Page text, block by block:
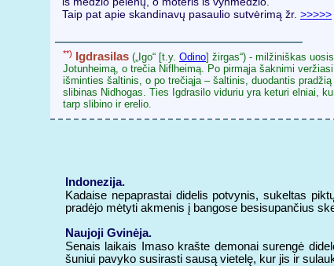
Taip pat apie skandinavų pasaulio sutvėrimą žr. >>>>>
**) Igdrasilas („Igo“ [t.y. Odino] žirgas“) - milžiniškas
Jotunheimą, o trečia Niflheimą. Po pirmąja šaknimi
išminties šaltinis, o po trečiąja – šaltinis, duodantis
slibinas Nidhogas. Ties Igdrasilo viduriu yra keturi elniai,
tarp slibino ir erelio.
Indonezija.
Kadaise nepaprastai didelis potvynis, sukeltas
pradėjo mėtyti akmenis į bangose besisupančius
Naujoji Gvinėja.
Senais laikais Imaso krašte demonai surengė
šuniui pavyko susirasti sausą vietelę, kur jis ir